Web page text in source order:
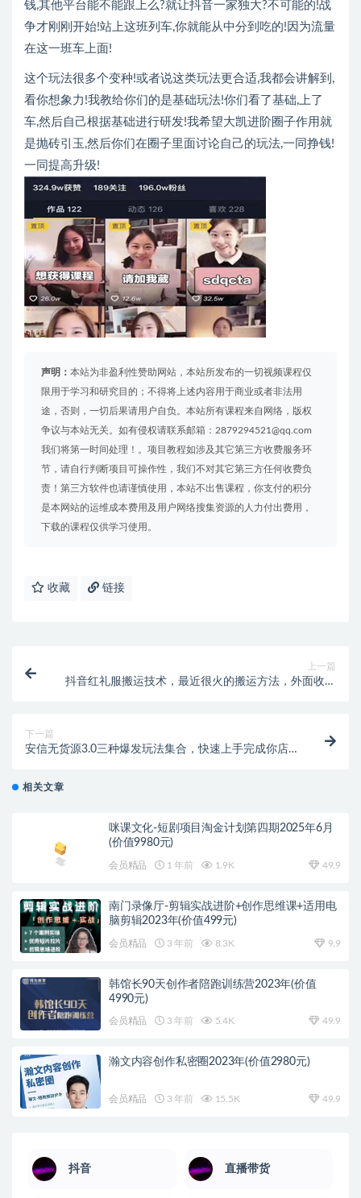
钱,其他平台能不能跟上么?就让抖音一家独大?不可能的!战
争才刚刚开始!站上这班列车,你就能从中分到吃的!因为流量
在这一班车上面!
这个玩法很多个变种!或者说这类玩法更合适,我都会讲解到,
看你想象力!我教给你们的是基础玩法!你们看了基础,上了
车,然后自己根据基础进行研发!我希望大凯进阶圈子作用就
是抛砖引玉,然后你们在圈子里面讨论自己的玩法,一同挣钱!
一同提高升级!
声明： 本站为非盈利性赞助网站，本站所发布的一切视频课程仅
限用于学习和研究目的；不得将上述内容用于商业或者非法用
途，否则，一切后果请用户自负。本站所有课程来自网络，版权
争议与本站无关。如有侵权请联系邮箱：2879294521@qq.com
我们将第一时间处理！。项目教程如涉及其它第三方收费服务环
节，请自行判断项目可操作性，我们不对其它第三方任何收费负
责！第三方软件也请谨慎使用，本站不出售课程，你支付的积分
是本网站的运维成本费用及用户网络搜集资源的人力付出费用，
下载的课程仅供学习使用。
收藏 链接
上一篇
抖音红礼服搬运技术，最近很火的搬运方法，外面收大
下一篇
安信无货源3.0三种爆发玩法集合，快速‬‬上手完成你店
相关文章
咪课文化-短剧项目淘金计划第四期2025年6月
(价值9980元)
会员精品 1 年前 1.9K 49.9
南门录像厅-剪辑实战进阶+创作思维课+适用电
脑剪辑2023年(价值499元)
会员精品 3 年前 8.3K 9.9
韩馆长90天创作者陪跑训练营2023年(价值
4990元)
会员精品 3 年前 5.4K 49.9
瀚文内容创作私密圈2023年(价值2980元)
会员精品 3 年前 15.5K 49.9
抖音 直播带货